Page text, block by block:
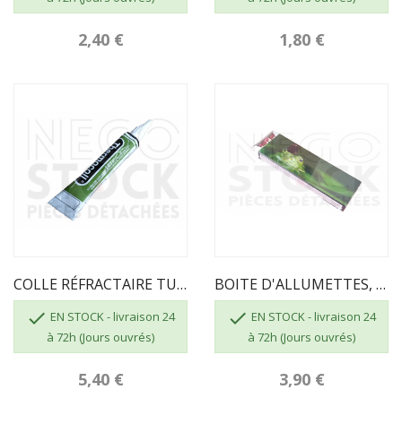
2,40 € 1,80 €
COLLE RÉFRACTAIRE TUBE DE 17 ML
 EN STOCK - livraison 24
à 72h (Jours ouvrés)
5,40 €
BOITE D'ALLUMETTES, 55 Pcs, Longueur 195mm
 EN STOCK - livraison 24
à 72h (Jours ouvrés)
3,90 €